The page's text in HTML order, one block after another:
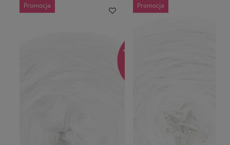
Promocja Promocja